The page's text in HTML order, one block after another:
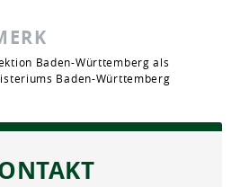
Baden-Württemberg als
Baden-Württemberg